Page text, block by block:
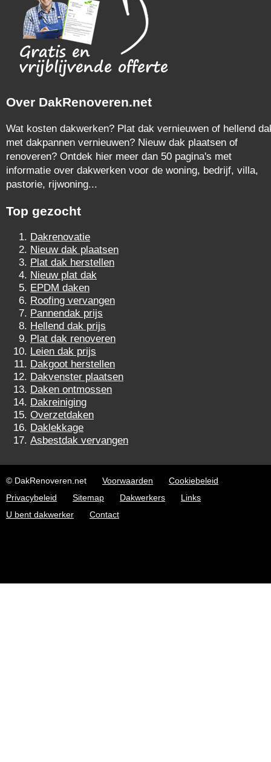
Over DakRenoveren.net
Wat kosten dakwerken? Plat dak vernieuwen of hellend
met dakpannen vernieuwen? Nieuw dak plaatsen of
renoveren? Ontdek hier meer dan 50 pagina's met
informatie over dakwerken voor de woning, bedrijf, villa,
pastorie, rijwoning...
Top gezocht
Dakrenovatie
Nieuw dak plaatsen
Plat dak herstellen
Nieuw plat dak
EPDM daken
Roofing vervangen
Pannendak prijs
Hellend dak prijs
Plat dak renoveren
Leien dak prijs
Dakgoot herstellen
Dakvenster plaatsen
Daken ontmossen
Dakreiniging
Overzetdaken
Daklekkage
Asbestdak vervangen
© DakRenoveren.net Voorwaarden
Cookiebeleid
Privacybeleid
Sitemap Dakwerkers
Links
U bent dakwerker
Contact